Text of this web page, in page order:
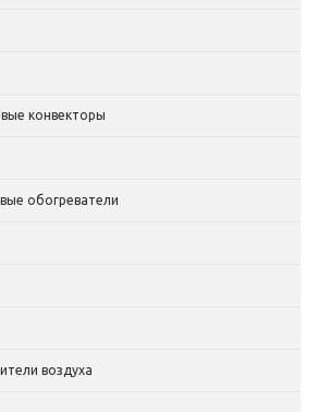
конвекторы
обогреватели
воздуха